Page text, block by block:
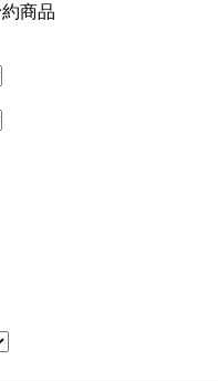
商品